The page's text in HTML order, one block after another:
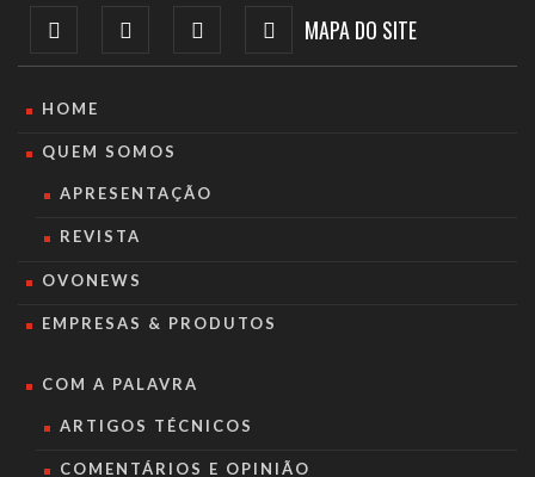
MAPA DO SITE
HOME
QUEM SOMOS
APRESENTAÇÃO
REVISTA
OVONEWS
EMPRESAS & PRODUTOS
COM A PALAVRA
ARTIGOS TÉCNICOS
COMENTÁRIOS E OPINIÃO